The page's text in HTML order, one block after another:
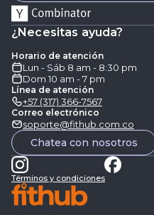
¿Necesitas ayuda?
Horario de atención
Lun - Sáb 8 am - 8:30 pm
Dom 10 am - 7 pm
Línea de atención
+57 (317) 366-7567
Correo electrónico
soporte@fithub.com.co
Chatea con nosotros
Términos y condiciones